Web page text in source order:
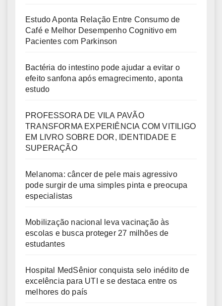
Estudo Aponta Relação Entre Consumo de
Café e Melhor Desempenho Cognitivo em
Pacientes com Parkinson
Bactéria do intestino pode ajudar a evitar o
efeito sanfona após emagrecimento, aponta
estudo
PROFESSORA DE VILA PAVÃO
TRANSFORMA EXPERIÊNCIA COM VITILIGO
EM LIVRO SOBRE DOR, IDENTIDADE E
SUPERAÇÃO
Melanoma: câncer de pele mais agressivo
pode surgir de uma simples pinta e preocupa
especialistas
Mobilização nacional leva vacinação às
escolas e busca proteger 27 milhões de
estudantes
Hospital MedSênior conquista selo inédito de
excelência para UTI e se destaca entre os
melhores do país